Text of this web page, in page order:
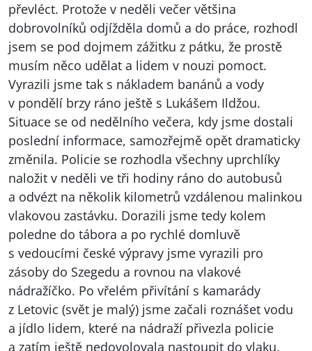
převléct. Protože v neděli večer většina
dobrovolníků odjížděla domů a do práce, rozhodl
jsem se pod dojmem zážitku z pátku, že prostě
musím něco udělat a lidem v nouzi pomoct.
Vyrazili jsme tak s nákladem banánů a vody
v pondělí brzy ráno ještě s Lukášem Ildžou.
Situace se od nedělního večera, kdy jsme dostali
poslední informace, samozřejmě opět dramaticky
změnila. Policie se rozhodla všechny uprchlíky
naložit v neděli ve tři hodiny ráno do autobusů
a odvézt na několik kilometrů vzdálenou malinkou
vlakovou zastávku. Dorazili jsme tedy kolem
poledne do tábora a po rychlé domluvě
s vedoucími české výpravy jsme vyrazili pro
zásoby do Szegedu a rovnou na vlakové
nádražíčko. Po vřelém přivítání s kamarády
z Letovic (svět je malý) jsme začali roznášet vodu
a jídlo lidem, které na nádraží přivezla policie
a zatím ještě nedovolovala nastoupit do vlaku.